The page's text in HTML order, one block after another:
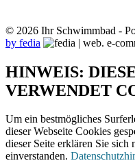
© 2026 Ihr Schwimmbad -
by fedia
HINWEIS:
VERWENDET
Um ein bestmögliches
dieser Webseite Cookies
dieser Seite erklären Sie
einverstanden.